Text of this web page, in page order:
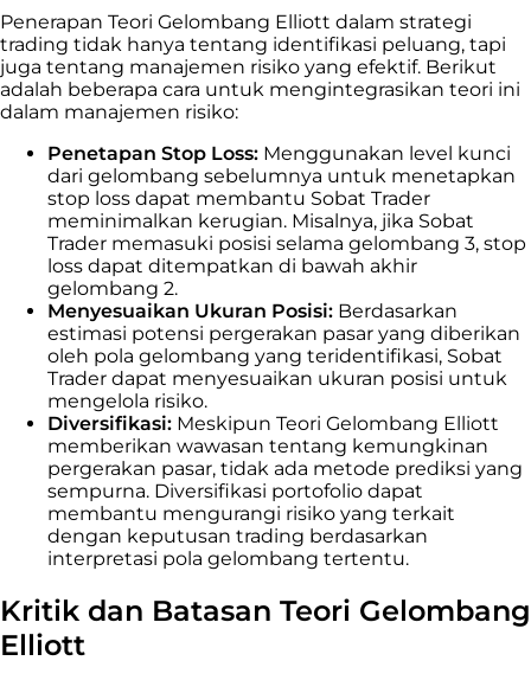
Penerapan Teori Gelombang Elliott dalam strategi
trading tidak hanya tentang identifikasi peluang, tapi
juga tentang manajemen risiko yang efektif. Berikut
adalah beberapa cara untuk mengintegrasikan teori ini
dalam manajemen risiko:
Penetapan Stop Loss: Menggunakan level kunci
dari gelombang sebelumnya untuk menetapkan
stop loss dapat membantu Sobat Trader
meminimalkan kerugian. Misalnya, jika Sobat
Trader memasuki posisi selama gelombang 3, stop
loss dapat ditempatkan di bawah akhir
gelombang 2.
Menyesuaikan Ukuran Posisi: Berdasarkan
estimasi potensi pergerakan pasar yang diberikan
oleh pola gelombang yang teridentifikasi, Sobat
Trader dapat menyesuaikan ukuran posisi untuk
mengelola risiko.
Diversifikasi: Meskipun Teori Gelombang Elliott
memberikan wawasan tentang kemungkinan
pergerakan pasar, tidak ada metode prediksi yang
sempurna. Diversifikasi portofolio dapat
membantu mengurangi risiko yang terkait
dengan keputusan trading berdasarkan
interpretasi pola gelombang tertentu.
Kritik dan Batasan Teori Gelombang
Elliott